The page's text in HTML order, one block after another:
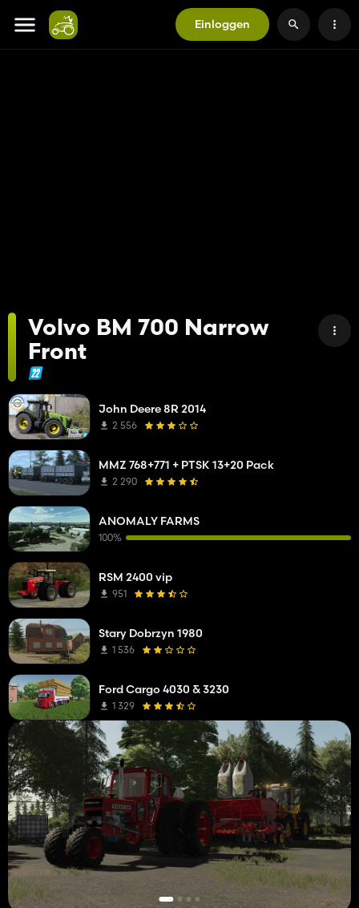
Einloggen
Volvo BM 700 Narrow
Front
John Deere 8R 2014
2 556
MMZ 768+771 + PTSK 13+20 Pack
2 290
ANOMALY FARMS
100%
RSM 2400 vip
951
Stary Dobrzyn 1980
1 536
Ford Cargo 4030 & 3230
1 329